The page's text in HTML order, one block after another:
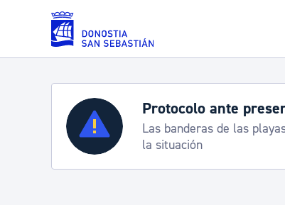
Saltar al contenido principal
Servicios
Padrón y asuntos personales
Protocolo ante
Las banderas de las
la situación